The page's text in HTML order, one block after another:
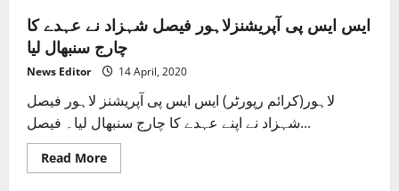
ایس ایس پی آپریشنزلاہور فیصل شہزاد نے عہدے کا
چارج سنبھال لیا
News Editor 14 April, 2020
لاہور(کرائم رپورٹر) ایس ایس پی آپریشنز لاہور فیصل
شہزاد نے اپنے عہدے کا چارج سنبھال لیا۔ فیصل...
Read MoreRead
more